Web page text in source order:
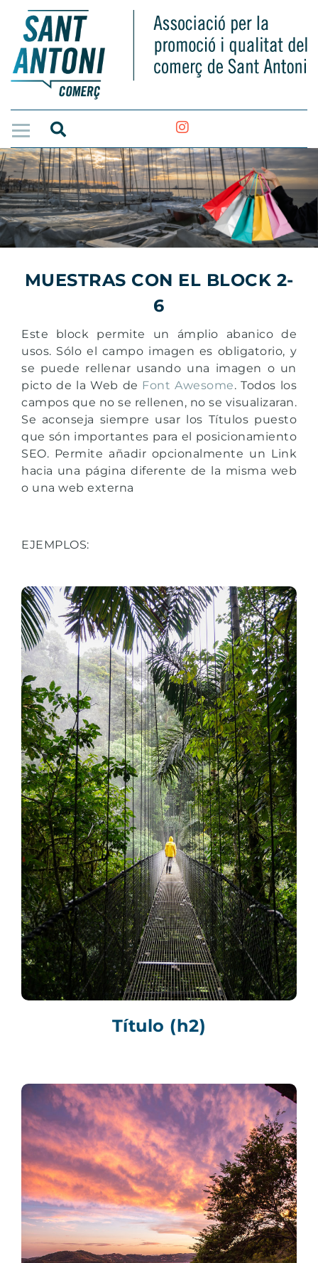
MUESTRAS CON EL BLOCK 2-
6
Este block permite un ámplio abanico de
usos. Sólo el campo imagen es obligatorio, y
se puede rellenar usando una imagen o un
picto de la Web de Font Awesome. Todos los
campos que no se rellenen, no se visualizaran.
Se aconseja siempre usar los Títulos puesto
que són importantes para el posicionamiento
SEO. Permite añadir opcionalmente un Link
hacia una página diferente de la misma web
o una web externa
EJEMPLOS:
Título (h2)